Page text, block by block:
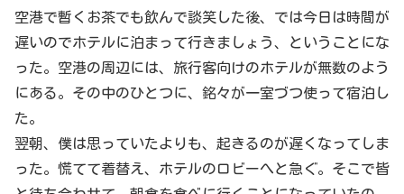
空港で暫くお茶でも飲んで談笑した後、では今日は時間が
遅いのでホテルに泊まって行きましょう、ということにな
った。空港の周辺には、旅行客向けのホテルが無数のよう
にある。その中のひとつに、銘々が一室づつ使って宿泊し
た。
翌朝、僕は思っていたよりも、起きるのが遅くなってしま
った。慌てて着替え、ホテルのロビーへと急ぐ。そこで皆